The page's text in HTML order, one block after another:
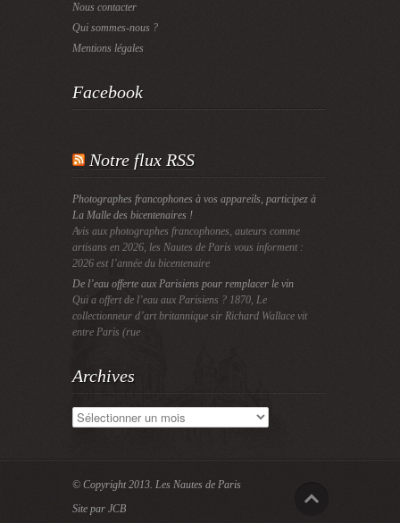
Nous contacter
Qui sommes-nous ?
Mentions légales
Facebook
Notre flux RSS
Photographes francophones à vos appareils, participez à
La Malle des bicentenaires !
Avis aux photographes francophones, auteurs comme
artisans en 2026, les Nautes de Paris vous informent :
2026 est l’année du bicentenaire
De l’eau offerte aux Parisiens pour remplacer le vin
Qui a offert de l’eau aux Parisiens ? 1870, Le
collectionneur d’art britannique sir Richard Wallace vit
entre Paris (rue
Archives
Archives
© Copyright 2013. Les Nautes de Paris
Site par JCB